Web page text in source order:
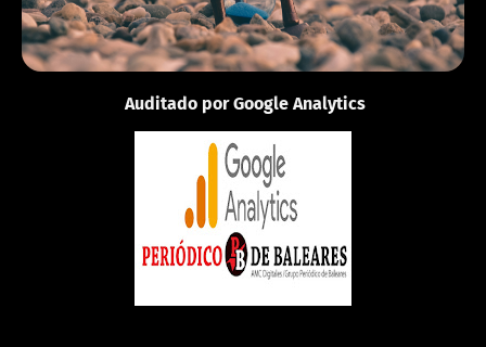
Auditado por Google Analytics